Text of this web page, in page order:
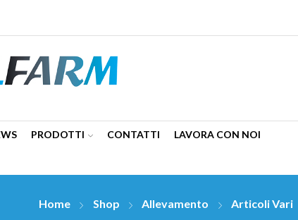
PRODOTTI CONTATTI LAVORA CON NOI
Home Shop Allevamento Articoli Vari